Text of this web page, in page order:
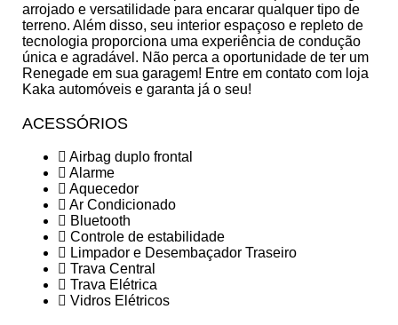
arrojado e versatilidade para encarar qualquer tipo de
terreno. Além disso, seu interior espaçoso e repleto de
tecnologia proporciona uma experiência de condução
única e agradável. Não perca a oportunidade de ter um
Renegade em sua garagem! Entre em contato com loja
Kaka automóveis e garanta já o seu!
ACESSÓRIOS
Airbag duplo frontal
Alarme
Aquecedor
Ar Condicionado
Bluetooth
Controle de estabilidade
Limpador e Desembaçador Traseiro
Trava Central
Trava Elétrica
Vidros Elétricos